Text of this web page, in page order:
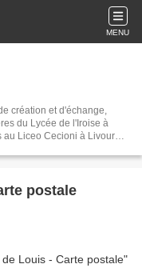
MENU
création et d'échange,
du Lycée de l'Iroise à
au Liceo Cecioni à Livourne
Perros) Droits
postale